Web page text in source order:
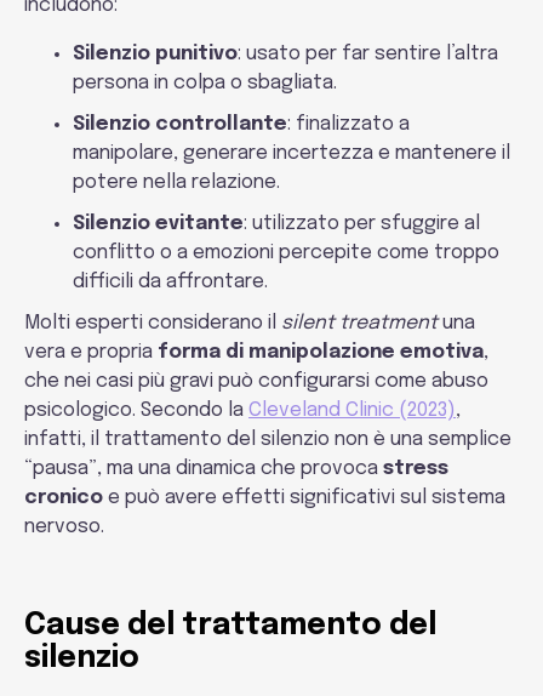
includono:
Silenzio punitivo: usato per far sentire l’altra
persona in colpa o sbagliata.
Silenzio controllante: finalizzato a
manipolare, generare incertezza e mantenere il
potere nella relazione.
Silenzio evitante: utilizzato per sfuggire al
conflitto o a emozioni percepite come troppo
difficili da affrontare.
Molti esperti considerano il silent treatmentuna
vera e propria forma di manipolazione emotiva,
che nei casi più gravi può configurarsi come abuso
psicologico. Secondo la Cleveland Clinic (2023),
infatti, il trattamento del silenzio non è una semplice
“pausa”, ma una dinamica che provoca stress
cronico e può avere effetti significativi sul sistema
nervoso.
Cause del trattamento del
silenzio